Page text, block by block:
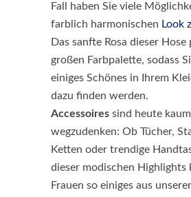
Fall haben Sie viele
farblich harmonischen Look
Das sanfte Rosa dieser Hose
großen Farbpalette, sodass
einiges Schönes in Ihrem
dazu finden werden.
Accessoires sind heute kaum
wegzudenken: Ob Tücher,
Ketten oder trendige
dieser modischen Highlights
Frauen so einiges aus